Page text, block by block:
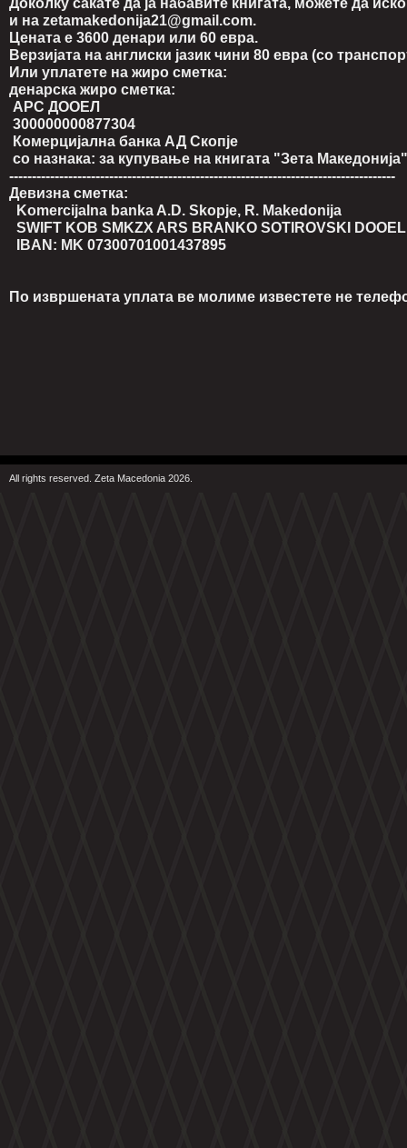
Доколку сакате да ја набавите книгата, можете да
и на zetamakedonija21@gmail.com.
Цената е 3600 денари или 60 евра.
Верзијата на англиски јазик чини 80 евра (со
Или уплатете на жиро сметка:
денарска жиро сметка:
АРС ДООЕЛ
300000000877304
Комерцијална банка АД Скопје
со назнака: за купување на книгата "Зета Македонија"
-------------------------------------------------------------------------------------
Девизна сметка:
Komercijalna banka A.D. Skopje, R. Makedonija
SWIFT KOB SMKZX ARS BRANKO SOTIROVSKI
IBAN: MK 07300701001437895
По извршената уплата ве молиме известете не
All rights reserved. Zeta Macedonia 2026.